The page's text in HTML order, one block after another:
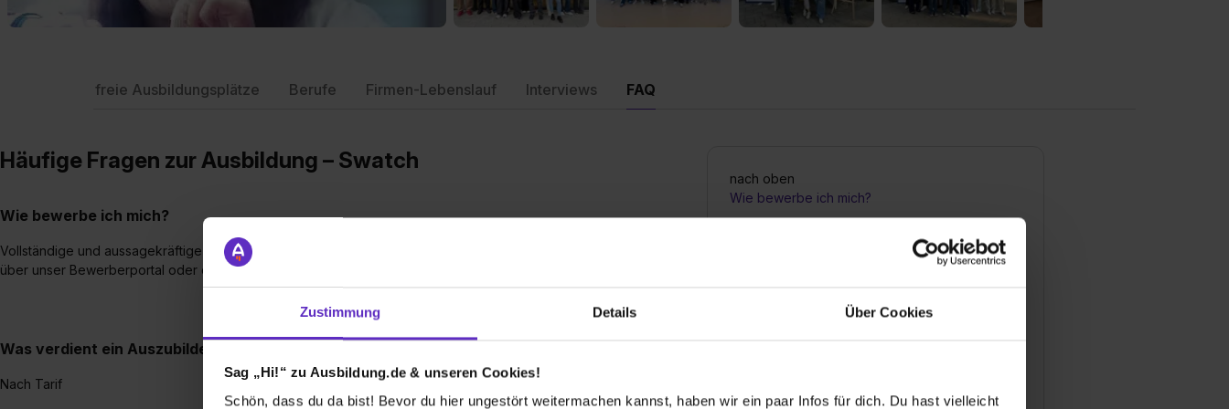
Zustimmung Details Über Cookies
Sag „Hi!“ zu Ausbildung.de & unseren Cookies!
Schön, dass du da bist! Bevor du hier ungestört weitermachen kannst, haben wir ein paar Infos für dich. Du hast vielleicht
freie Ausbildungsplätze Berufe Firmen-Lebenslauf Interviews FAQ
nach oben
Wie bewerbe ich mich?
Was verdient ein Auszubildender innerhalb der
Häufige Fragen zur Ausbildung – Swatch
Wie bewerbe ich mich?
Vollständige und aussagekräftige Bewerbungsunterlagen,
über unser Bewerberportal oder direkt über Ausbildung.de
Was verdient ein Auszubildender innerhalb der Swatch Group (Deutschland)?
Nach Tarif